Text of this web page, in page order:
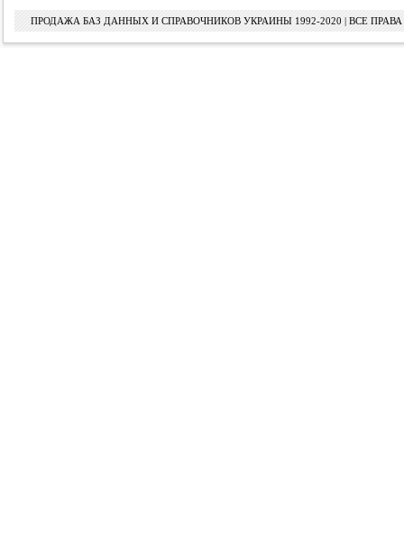
ПРОДАЖА БАЗ ДАННЫХ И СПРАВОЧНИКОВ УКРАИНЫ 1992-2020 | ВСЕ